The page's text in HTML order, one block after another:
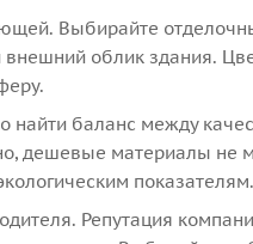
Выбирайте
облик здания.
найти баланс между
дешевые материалы не
показателям.
Репутация